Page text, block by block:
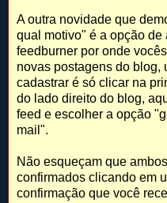
A outra novidade que
qual motivo" é a opção
feedburner por onde
novas postagens do blog,
cadastrar é só clicar na
do lado direito do blog,
feed e escolher a opção
mail".
Não esqueçam que
confirmados clicando em
confirmação que você